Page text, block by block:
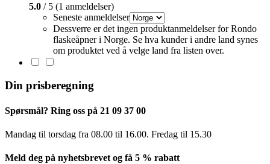
5.0 / 5 (1 anmeldelser)
Seneste anmeldelser
Dessverre er det ingen produktanmeldelser for Rondo
flaskeåpner i Norge. Se hva kunder i andre land synes
om produktet ved å velge land fra listen over.
Din prisberegning
Spørsmål? Ring oss på 21 09 37 00
Mandag til torsdag ​​fra 08.00 til 16.00. Fredag til 15.30
Meld deg på nyhetsbrevet og få 5 % rabatt